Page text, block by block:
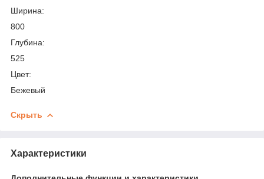
Ширина:
800
Глубина:
525
Цвет:
Бежевый
Скрыть
Характеристики